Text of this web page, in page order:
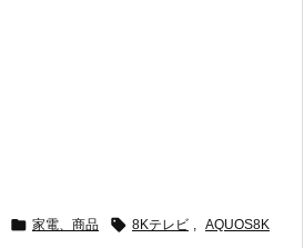
 家電、商品  8Kテレビ AQUOS8K